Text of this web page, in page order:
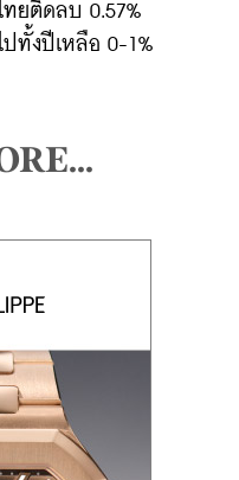
ยติดลบ 0.57%
ทั้งปีเหลือ 0-1%